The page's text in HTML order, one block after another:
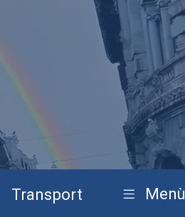
Transport Menù